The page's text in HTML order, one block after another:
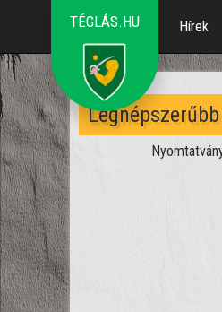
TÉGLÁS.HU Hírek
Legnépszerűbb